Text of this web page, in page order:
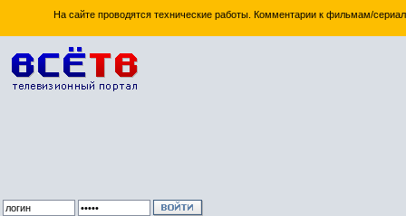
На сайте проводятся технические работы. Комментарии к фильмам/